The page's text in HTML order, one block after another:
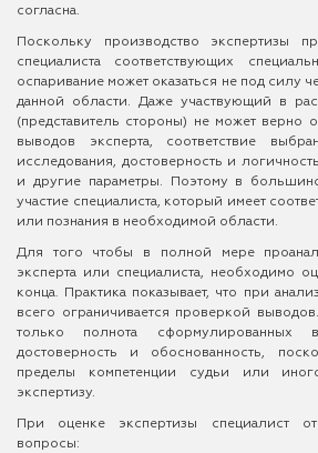
согласна.
Поскольку производство экспертизы
специалиста соответствующих
оспаривание может оказаться не под силу
данной области. Даже участвующий в
(представитель стороны) не может верно
выводов эксперта, соответствие
исследования, достоверность и
и другие параметры. Поэтому в
участие специалиста, который имеет
или познания в необходимой области.
Для того чтобы в полной мере
эксперта или специалиста, необходимо
конца. Практика показывает, что при
всего ограничивается проверкой
только полнота
достоверность и обоснованность,
пределы компетенции судьи или
экспертизу.
При оценке экспертизы специалист
вопросы: